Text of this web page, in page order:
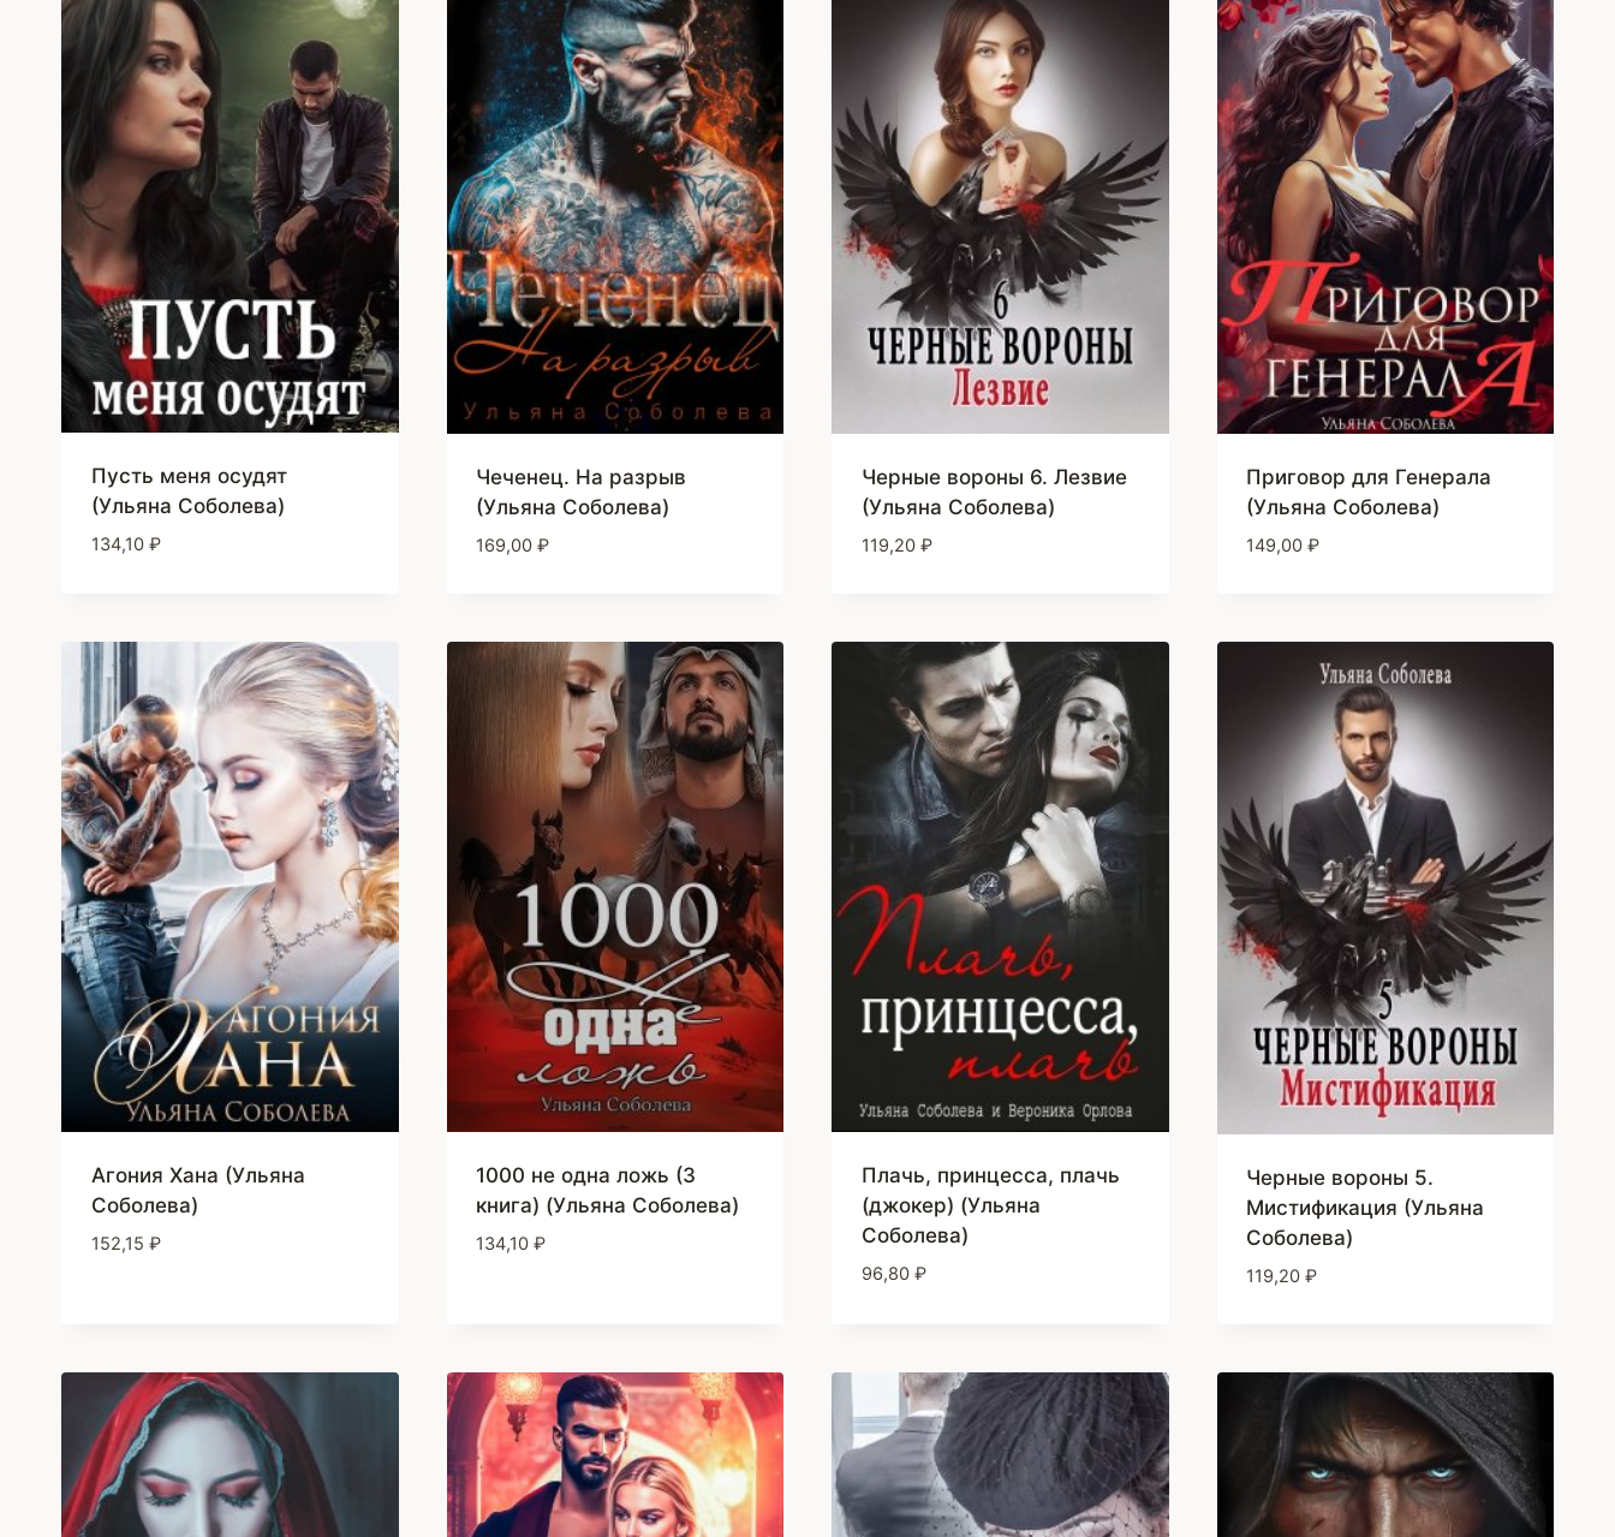
Пусть меня осудят
(Ульяна Соболева)
134,10 ₽
Чеченец. На разрыв
(Ульяна Соболева)
169,00 ₽
Черные вороны 6. Лезвие
(Ульяна Соболева)
119,20 ₽
Приговор для Генерала
(Ульяна Соболева)
149,00 ₽
Агония Хана (Ульяна
Соболева)
152,15 ₽
1000 не одна ложь (3
книга) (Ульяна Соболева)
134,10 ₽
Плачь, принцесса, плачь
(джокер) (Ульяна
Соболева)
96,80 ₽
Черные вороны 5.
Мистификация (Ульяна
Соболева)
119,20 ₽